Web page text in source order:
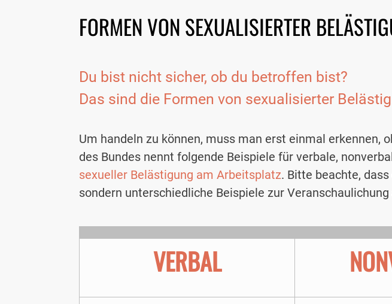
FORMEN VON SEXUALISIERTER
Du bist nicht sicher, ob du betroffen bist?
Das sind die Formen von sexualisierter
Um handeln zu können, muss man erst einmal
des Bundes nennt folgende Beispiele für verbale,
sexueller Belästigung am Arbeitsplatz. Bitte beachte,
sondern unterschiedliche Beispiele zur
VERBAL